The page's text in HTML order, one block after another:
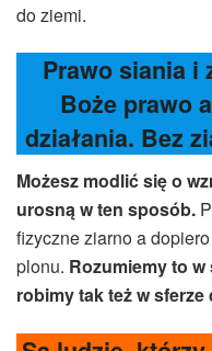
do ziemi.
Prawo siania i
Boże prawo
działania. Bez
Możesz modlić się o
urosną w ten sposób.
fizyczne ziarno a
plonu. Rozumiemy to
robimy tak też w